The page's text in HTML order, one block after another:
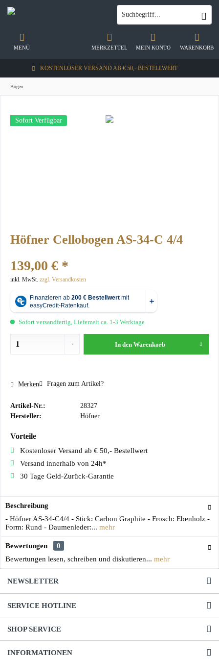
KOSTENLOSER VERSAND AB € 50,- BESTELLWERT
WARENKORB
MERKZETTEL MEIN KONTO
MENÜ
Bögen
Sofort Verfügbar
Höfner Cellobogen AS-34-C 4/4
139,00 € *
inkl. MwSt. zzgl. Versandkosten
Sofort versandfertig, Lieferzeit ca. 1-3 Werktage
In den Warenkorb
Merken Fragen zum Artikel?
Artikel-Nr.:
28327
Hersteller:
Höfner
Vorteile
Kostenloser Versand ab € 50,- Bestellwert
Versand innerhalb von 24h*
30 Tage Geld-Zurück-Garantie
Beschreibung
- Höfner AS-34-C4/4 - Stick: Carbon Graphite - Frosch: Ebenholz -
Form: Rund - Daumenleder:... mehr
Bewertungen
0
Bewertungen lesen, schreiben und diskutieren... mehr
NEWSLETTER
SERVICE HOTLINE
SHOP SERVICE
INFORMATIONEN